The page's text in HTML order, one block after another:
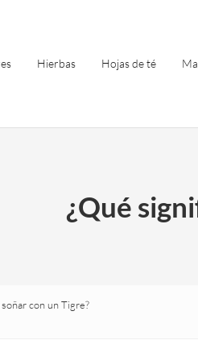
Hierbas Hojas de té
¿Qué
con un Tigre?